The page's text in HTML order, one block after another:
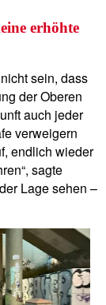
erhöhte
sein, dass
der Oberen
auch jeder
verweigern
endlich wieder
sagte
Lage sehen –